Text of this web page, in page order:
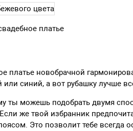
платье
платье новобрачной
синий, а вот рубашку лучше
ты можешь подобрать двумя
же твой избранник
Это позволит тебе всегда